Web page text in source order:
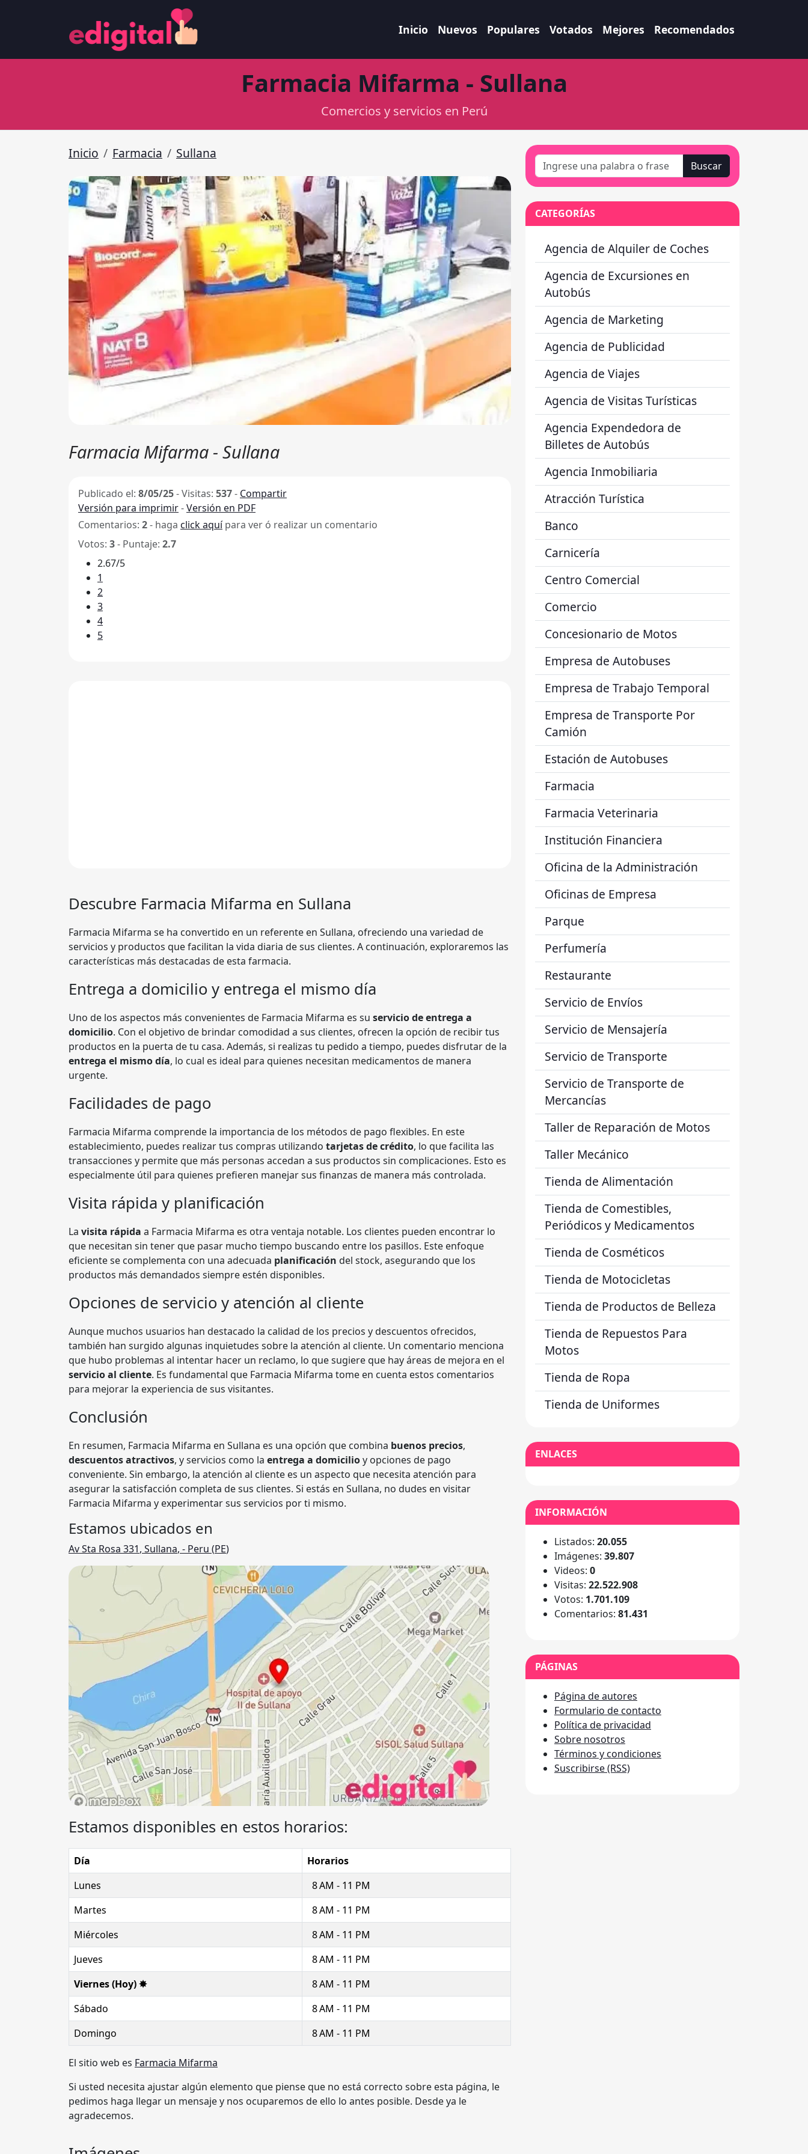
Inicio Nuevos Populares Votados Mejores Recomendados
Farmacia Mifarma - Sullana
Comercios y servicios en Perú
Inicio Farmacia Sullana
Farmacia Mifarma - Sullana
Publicado el: 8/05/25-Visitas: 537- Compartir
Versión para imprimir-Versión en PDF
Comentarios: 2- haga click aquípara ver ó realizar un comentario
Votos: 3- Puntaje: 2.7
2.67/5
1
2
3
4
5
Descubre Farmacia Mifarma en Sullana
Farmacia Mifarma se ha convertido en un referente en Sullana, ofreciendo una variedad de
servicios y productos que facilitan la vida diaria de sus clientes. A continuación, exploraremos las
características más destacadas de esta farmacia.
Entrega a domicilio y entrega el mismo día
Uno de los aspectos más convenientes de Farmacia Mifarma es su servicio de entrega a
domicilio. Con el objetivo de brindar comodidad a sus clientes, ofrecen la opción de recibir tus
productos en la puerta de tu casa. Además, si realizas tu pedido a tiempo, puedes disfrutar de la
entrega el mismo día, lo cual es ideal para quienes necesitan medicamentos de manera
urgente.
Facilidades de pago
Farmacia Mifarma comprende la importancia de los métodos de pago flexibles. En este
establecimiento, puedes realizar tus compras utilizando tarjetas de crédito, lo que facilita las
transacciones y permite que más personas accedan a sus productos sin complicaciones. Esto es
especialmente útil para quienes prefieren manejar sus finanzas de manera más controlada.
Visita rápida y planificación
La visita rápida a Farmacia Mifarma es otra ventaja notable. Los clientes pueden encontrar lo
que necesitan sin tener que pasar mucho tiempo buscando entre los pasillos. Este enfoque
eficiente se complementa con una adecuada planificación del stock, asegurando que los
productos más demandados siempre estén disponibles.
Opciones de servicio y atención al cliente
Aunque muchos usuarios han destacado la calidad de los precios y descuentos ofrecidos,
también han surgido algunas inquietudes sobre la atención al cliente. Un comentario menciona
que hubo problemas al intentar hacer un reclamo, lo que sugiere que hay áreas de mejora en el
servicio al cliente. Es fundamental que Farmacia Mifarma tome en cuenta estos comentarios
para mejorar la experiencia de sus visitantes.
Conclusión
En resumen, Farmacia Mifarma en Sullana es una opción que combina buenos precios,
descuentos atractivos, y servicios como la entrega a domicilioy opciones de pago
conveniente. Sin embargo, la atención al cliente es un aspecto que necesita atención para
asegurar la satisfacción completa de sus clientes. Si estás en Sullana, no dudes en visitar
Farmacia Mifarma y experimentar sus servicios por ti mismo.
Estamos ubicados en
Av Sta Rosa 331, Sullana, - Peru (PE)
Estamos disponibles en estos horarios:
Día
Horarios
Lunes
8 AM - 11 PM
Martes
8 AM - 11 PM
Miércoles
8 AM - 11 PM
Jueves
8 AM - 11 PM
Viernes (Hoy) ✸
8 AM - 11 PM
Sábado
8 AM - 11 PM
Domingo
8 AM - 11 PM
El sitio web es Farmacia Mifarma
Si usted necesita ajustar algún elemento que piense que no está correcto sobre esta página, le
pedimos haga llegar un mensaje y nos ocuparemos de ello lo antes posible. Desde ya le
agradecemos.
Buscar
CATEGORÍAS
Agencia de Alquiler de Coches
Agencia de Excursiones en
Autobús
Agencia de Marketing
Agencia de Publicidad
Agencia de Viajes
Agencia de Visitas Turísticas
Agencia Expendedora de
Billetes de Autobús
Agencia Inmobiliaria
Atracción Turística
Banco
Carnicería
Centro Comercial
Comercio
Concesionario de Motos
Empresa de Autobuses
Empresa de Trabajo Temporal
Empresa de Transporte Por
Camión
Estación de Autobuses
Farmacia
Farmacia Veterinaria
Institución Financiera
Oficina de la Administración
Oficinas de Empresa
Parque
Perfumería
Restaurante
Servicio de Envíos
Servicio de Mensajería
Servicio de Transporte
Servicio de Transporte de
Mercancías
Taller de Reparación de Motos
Taller Mecánico
Tienda de Alimentación
Tienda de Comestibles,
Periódicos y Medicamentos
Tienda de Cosméticos
Tienda de Motocicletas
Tienda de Productos de Belleza
Tienda de Repuestos Para
Motos
Tienda de Ropa
Tienda de Uniformes
ENLACES
INFORMACIÓN
Listados: 20.055
Imágenes: 39.807
Videos: 0
Visitas: 22.522.908
Votos: 1.701.109
Comentarios: 81.431
PÁGINAS
Página de autores
Formulario de contacto
Política de privacidad
Sobre nosotros
Términos y condiciones
Suscribirse (RSS)